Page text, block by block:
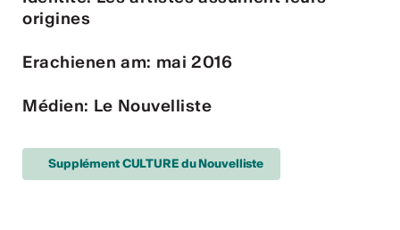
origines
Erachienen am: mai 2016
Médien: Le Nouvelliste
Supplément CULTURE du Nouvelliste